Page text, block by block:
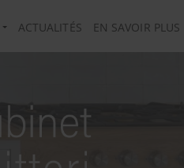
ACTUALITÉS EN SAVOIR PLUS